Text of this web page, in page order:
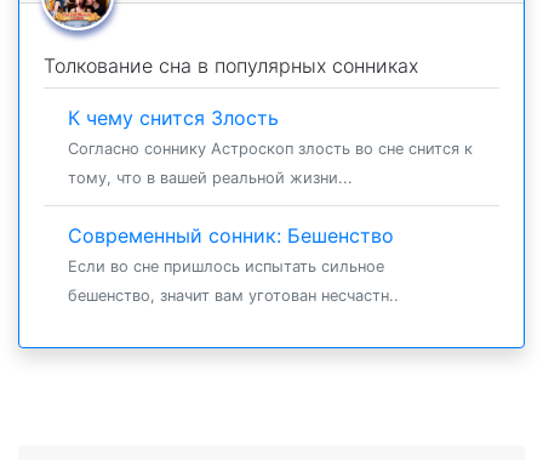
Толкование сна в популярных сонниках
К чему снится Злость
Согласно соннику Астроскоп злость во сне снится к
тому, что в вашей реальной жизни...
Современный сонник: Бешенство
Если во сне пришлось испытать сильное
бешенство, значит вам уготован несчастн..